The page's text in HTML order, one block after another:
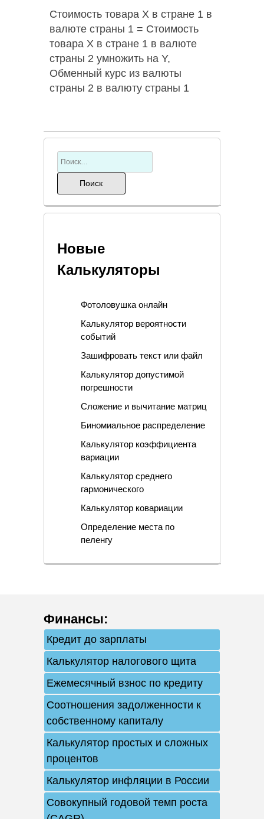
Стоимость товара X в стране 1 в
валюте страны 1 = Стоимость
товара X в стране 1 в валюте
страны 2 умножить на Y,
Обменный курс из валюты
страны 2 в валюту страны 1
Новые
Калькуляторы
Фотоловушка онлайн
Калькулятор вероятности
событий
Зашифровать текст или файл
Калькулятор допустимой
погрешности
Сложение и вычитание матриц
Биномиальное распределение
Калькулятор коэффициента
вариации
Калькулятор среднего
гармонического
Калькулятор ковариации
Определение места по
пеленгу
Финансы:
Кредит до зарплаты
Калькулятор налогового щита
Ежемесячный взнос по кредиту
Соотношения задолженности к
собственному капиталу
Калькулятор простых и сложных
процентов
Калькулятор инфляции в России
Совокупный годовой темп роста